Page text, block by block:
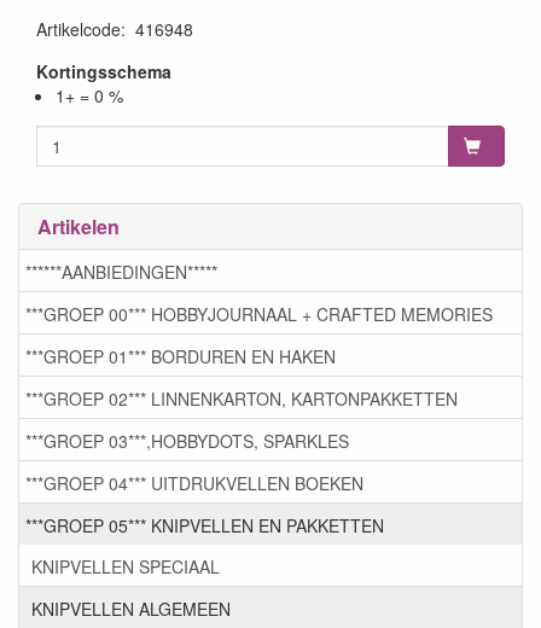
Artikelcode: 416948
Kortingsschema
1+ = 0 %
Artikelen
******AANBIEDINGEN*****
***GROEP 00*** HOBBYJOURNAAL + CRAFTED MEMORIES
***GROEP 01*** BORDUREN EN HAKEN
***GROEP 02*** LINNENKARTON, KARTONPAKKETTEN
***GROEP 03***,HOBBYDOTS, SPARKLES
***GROEP 04*** UITDRUKVELLEN BOEKEN
***GROEP 05*** KNIPVELLEN EN PAKKETTEN
KNIPVELLEN SPECIAAL
KNIPVELLEN ALGEMEEN